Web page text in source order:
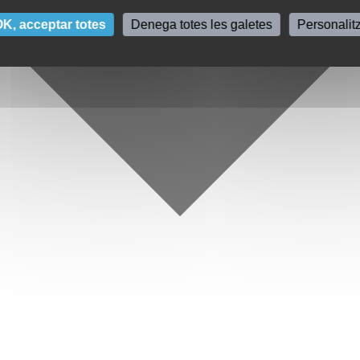
acceptar totes Denega totes les galetes